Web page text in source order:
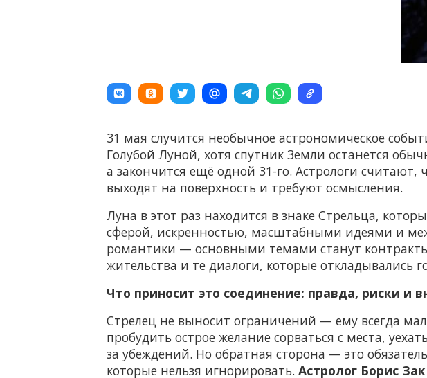
31 мая случится необычное астрономическое
Голубой Луной, хотя спутник Земли останется
а закончится ещё одной 31-го. Астрологи считают,
выходят на поверхность и требуют осмысления.
Луна в этот раз находится в знаке Стрельца,
сферой, искренностью, масштабными идеями и
романтики — основными темами станут
жительства и те диалоги, которые откладывались
Что приносит это соединение: правда, риски и
Стрелец не выносит ограничений — ему всегда
пробудить острое желание сорваться с места,
за убеждений. Но обратная сторона — это
которые нельзя игнорировать. Астролог Борис Зак